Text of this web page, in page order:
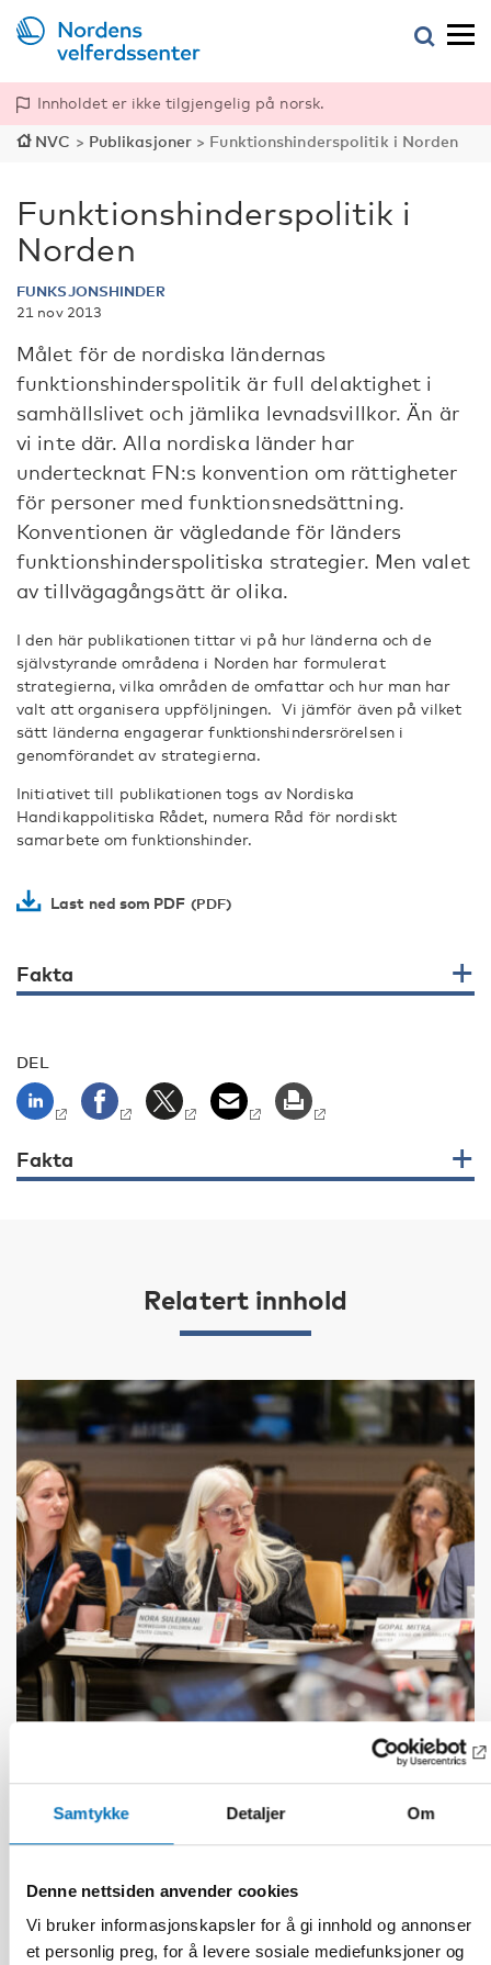
Samtykke Detaljer Om
Denne nettsiden anvender cookies
Vi bruker informasjonskapsler for å gi innhold og annonser
et personlig preg, for å levere sosiale mediefunksjoner og
Innholdet er ikke tilgjengelig på norsk.
NVC > Publikasjoner > Funktionshinderspolitik i Norden
Funktionshinderspolitik i
Norden
FUNKSJONSHINDER
21 nov 2013
Målet för de nordiska ländernas
funktionshinderspolitik är full delaktighet i
samhällslivet och jämlika levnadsvillkor. Än är
vi inte där. Alla nordiska länder har
undertecknat FN:s konvention om rättigheter
för personer med funktionsnedsättning.
Konventionen är vägledande för länders
funktionshinderspolitiska strategier. Men valet
av tillvägagångsätt är olika.
I den här publikationen tittar vi på hur länderna och de
självstyrande områdena i Norden har formulerat
strategierna, vilka områden de omfattar och hur man har
valt att organisera uppföljningen. Vi jämför även på vilket
sätt länderna engagerar funktionshindersrörelsen i
genomförandet av strategierna.
Initiativet till publikationen togs av Nordiska
Handikappolitiska Rådet, numera Råd för nordiskt
samarbete om funktionshinder.
Last ned som PDF
Fakta
DEL
Fakta
Relatert innhold
right”